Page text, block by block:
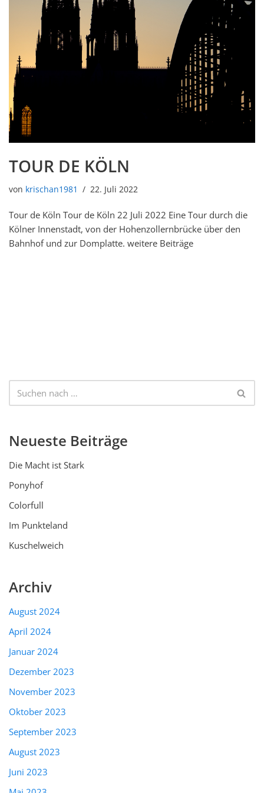
TOUR DE KÖLN
von krischan1981 22. Juli 2022
Tour de Köln Tour de Köln 22 Juli 2022 Eine Tour durch die
Kölner Innenstadt, von der Hohenzollernbrücke über den
Bahnhof und zur Domplatte. weitere Beiträge
Neueste Beiträge
Die Macht ist Stark
Ponyhof
Colorfull
Im Punkteland
Kuschelweich
Archiv
August 2024
April 2024
Januar 2024
Dezember 2023
November 2023
Oktober 2023
September 2023
August 2023
Juni 2023